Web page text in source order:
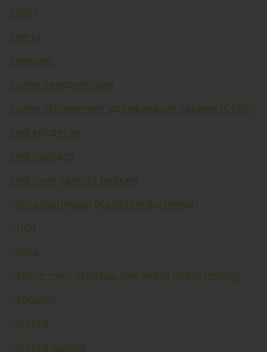
СВОП
Смета
Смишинг
Солиқ резидентлари
Солиқ тўловчининг иденфикация рақами (СТИР)
Соф кредитор
Соф қарздор
Соф очиқ валюта мавқеи
Сохталаштириш (Қалбакилаштириш)
СПОТ
Ссуда
Стресс–тест ўтказиш (инглизча stress testing)
Субсидия
Суғурта
Суғурта полиси